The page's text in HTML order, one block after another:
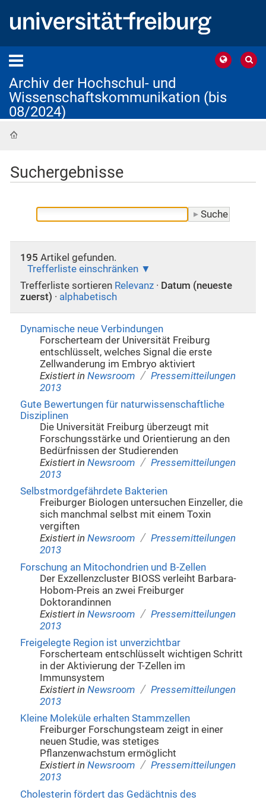
Archiv der Hochschul- und
Wissenschaftskommunikation (bis
08/2024)
Suchergebnisse
195 Artikel gefunden.
Trefferliste einschränken
Trefferliste sortieren Relevanz · Datum (neueste
zuerst) · alphabetisch
Dynamische neue Verbindungen
Forscherteam der Universität Freiburg
entschlüsselt, welches Signal die erste
Zellwanderung im Embryo aktiviert
Existiert in Newsroom / Pressemitteilungen
2013
Gute Bewertungen für naturwissenschaftliche
Disziplinen
Die Universität Freiburg überzeugt mit
Forschungsstärke und Orientierung an den
Bedürfnissen der Studierenden
Existiert in Newsroom / Pressemitteilungen
2013
Selbstmordgefährdete Bakterien
Freiburger Biologen untersuchen Einzeller, die
sich manchmal selbst mit einem Toxin
vergiften
Existiert in Newsroom / Pressemitteilungen
2013
Forschung an Mitochondrien und B-Zellen
Der Exzellenzcluster BIOSS verleiht Barbara-
Hobom-Preis an zwei Freiburger
Doktorandinnen
Existiert in Newsroom / Pressemitteilungen
2013
Freigelegte Region ist unverzichtbar
Forscherteam entschlüsselt wichtigen Schritt
in der Aktivierung der T-Zellen im
Immunsystem
Existiert in Newsroom / Pressemitteilungen
2013
Kleine Moleküle erhalten Stammzellen
Freiburger Forschungsteam zeigt in einer
neuen Studie, was stetiges
Pflanzenwachstum ermöglicht
Existiert in Newsroom / Pressemitteilungen
2013
Cholesterin fördert das Gedächtnis des